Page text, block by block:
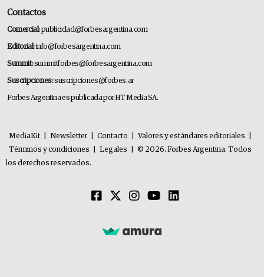
Contactos
Comercial:publicidad@forbesargentina.com
Editorial:info@forbesargentina.com
Summit:summitforbes@forbesargentina.com
Suscripciones:suscripciones@forbes.ar
Forbes Argentina es publicada por HT Media SA.
MediaKit Newsletter Contacto Valores y estándares editoriales
Términos y condiciones
Legales
© 2026. Forbes Argentina. Todos
los derechos reservados.